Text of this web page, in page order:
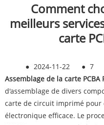
Comment
meilleurs
carte
● 2024-11-22 ● 7
Assemblage de la carte PCBA
d'assemblage de divers
carte de circuit imprimé
électronique efficace. Le